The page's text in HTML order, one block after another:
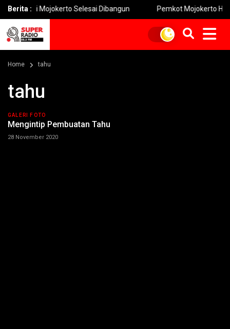
Berita :
Mojokerto Selesai Dibangun Pemkot Mojokerto Hidupkan
Home tahu
tahu
GALERI FOTO
Mengintip Pembuatan Tahu
28 November 2020